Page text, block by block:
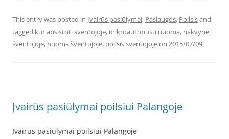
This entry was posted in Įvairūs pasiūlymai, Paslaugos, Poilsisand
tagged kur apsistoti sventojoje, mikroautobusu nuoma, nakvynė
šventojoje, nuoma šventojoje, poilsis sventojojeon 2015/07/09.
Įvairūs pasiūlymai poilsiui Palangoje
Įvairūs pasiūlymai poilsiui Palangoje